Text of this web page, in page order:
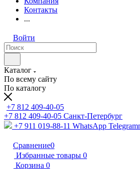
Контакты
...
Войти
Каталог
По всему сайту
По каталогу
+7 812 409-40-05
+7 812 409-40-05 Санĸт-Петербург
+7 911 019-88-11 WhatsApp
Сравнение0
Избранные товары 0
Корзина 0